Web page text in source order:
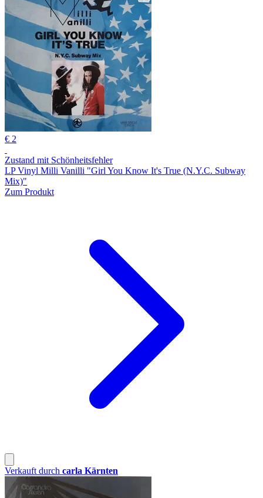
€ 2
Zustand mit Schönheitsfehler
LP Vinyl Milli Vanilli "Girl You Know It's True (N.Y.C. Subway
Mix)"
Zum Produkt
Verkauft durch carla Kärnten